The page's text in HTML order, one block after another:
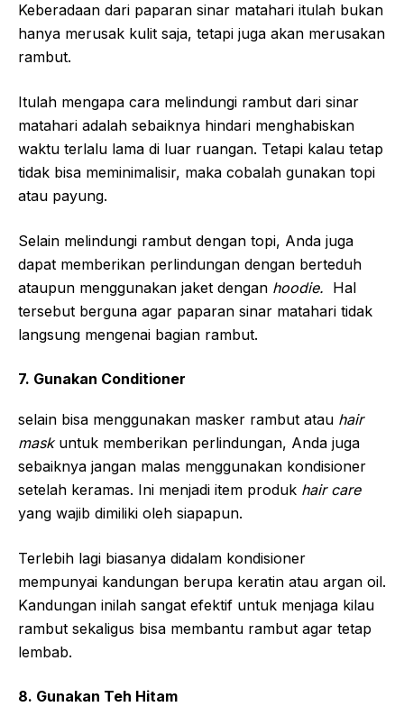
Keberadaan dari paparan sinar matahari itulah bukan
hanya merusak kulit saja, tetapi juga akan merusakan
rambut.
Itulah mengapa cara melindungi rambut dari sinar
matahari adalah sebaiknya hindari menghabiskan
waktu terlalu lama di luar ruangan. Tetapi kalau tetap
tidak bisa meminimalisir, maka cobalah gunakan topi
atau payung.
Selain melindungi rambut dengan topi, Anda juga
dapat memberikan perlindungan dengan berteduh
ataupun menggunakan jaket dengan hoodie. Hal
tersebut berguna agar paparan sinar matahari tidak
langsung mengenai bagian rambut.
7. Gunakan Conditioner
selain bisa menggunakan masker rambut atau hair
mask untuk memberikan perlindungan, Anda juga
sebaiknya jangan malas menggunakan kondisioner
setelah keramas. Ini menjadi item produk hair care
yang wajib dimiliki oleh siapapun.
Terlebih lagi biasanya didalam kondisioner
mempunyai kandungan berupa keratin atau argan oil.
Kandungan inilah sangat efektif untuk menjaga kilau
rambut sekaligus bisa membantu rambut agar tetap
lembab.
8. Gunakan Teh Hitam